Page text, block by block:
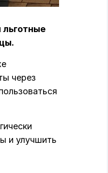
через
и улучшить